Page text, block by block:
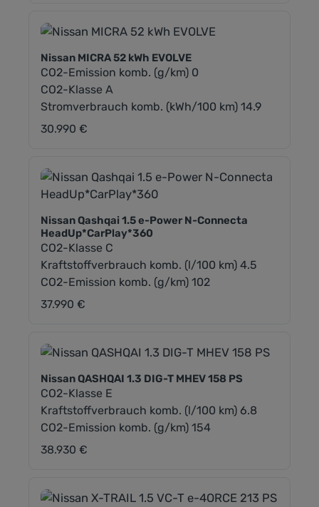
Nissan MICRA 52 kWh EVOLVE
CO2-Emission komb. (g/km) 0
CO2-Klasse A
Stromverbrauch komb. (kWh/100 km) 14.9
Regulärer Preis:
30.990 €
Nissan Qashqai 1.5 e-Power N-Connecta
HeadUp*CarPlay*360
CO2-Klasse C
Kraftstoffverbrauch komb. (l/100 km) 4.5
CO2-Emission komb. (g/km) 102
Regulärer Preis:
37.990 €
Nissan QASHQAI 1.3 DIG-T MHEV 158 PS
CO2-Klasse E
Kraftstoffverbrauch komb. (l/100 km) 6.8
CO2-Emission komb. (g/km) 154
Regulärer Preis:
38.930 €